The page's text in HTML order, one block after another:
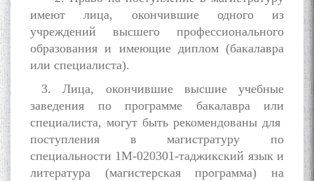
имеют лица, окончившие одного из
учреждений высшего профессионального
образования и имеющие диплом (бакалавра
или специалиста).
3. Лица, окончившие высшие учебные
заведения по программе бакалавра или
специалиста, могут быть рекомендованы для
поступления в магистратуру по
специальности 1М-020301-таджикский язык и
литература (магистерская программа) на